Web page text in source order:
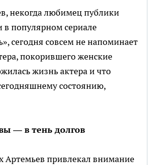
некогда любимец публики
в популярном сериале
сегодня совсем не напоминает
покорившего женские
жизнь актера и что
состоянию,
— в тень долгов
Артемьев привлекал внимание